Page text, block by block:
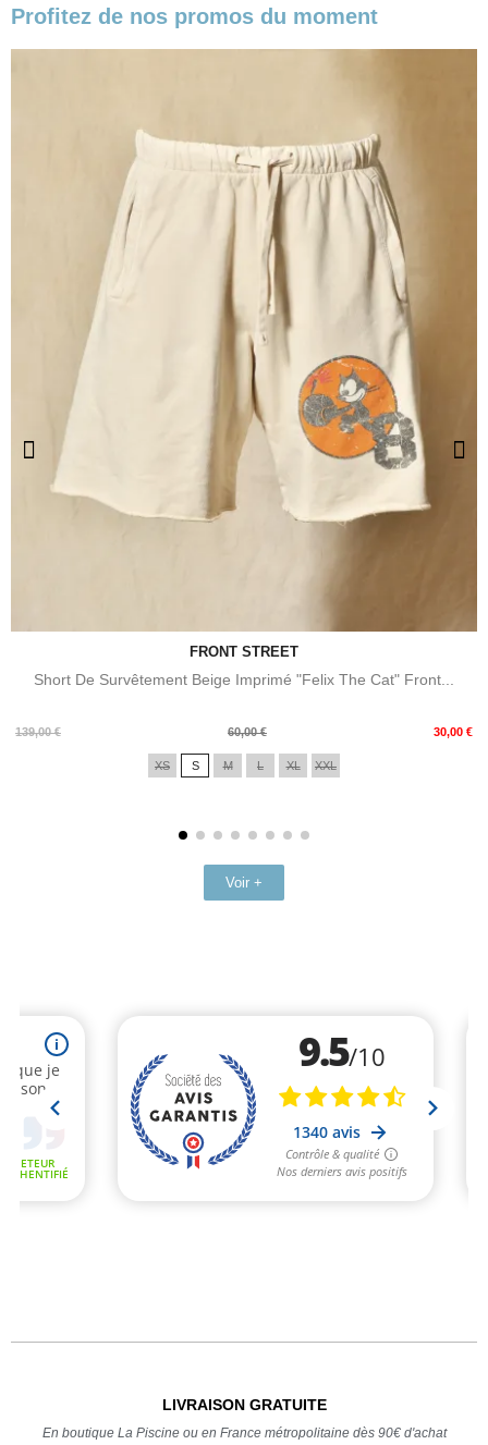
Profitez de nos promos du moment
FRONT STREET
Short De Survêtement Beige Imprimé "Felix The Cat" Front...
139,00 €
Prix
60,00 € 30,00 €
Prix
XS S M L XL XXL
Voir +
LIVRAISON GRATUITE
En boutique La Piscine ou en France métropolitaine dès 90€ d'achat